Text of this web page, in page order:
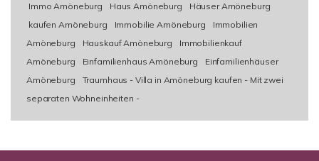
Immo Amöneburg Haus Amöneburg
Häuser Amöneburg
kaufen Amöneburg
Immobilie Amöneburg
Immobilien
Amöneburg
Hauskauf Amöneburg
Immobilienkauf
Amöneburg
Einfamilienhaus Amöneburg
Einfamilienhäuser
Amöneburg
Traumhaus - Villa in Amöneburg kaufen - Mit zwei
separaten Wohneinheiten -